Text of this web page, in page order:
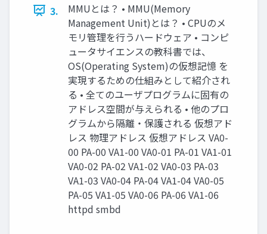
3.
MMUとは？ • MMU(Memory
Management Unit)とは？ • CPUのメ
モリ管理を行うハードウェア • コンピ
ュータサイエンスの教科書では、
OS(Operating System)の仮想記憶 を
実現するための仕組みとして紹介され
る • 全てのユーザプログラムに固有の
アドレス空間が与えられる • 他のプロ
グラムから隔離・保護される 仮想アド
レス 物理アドレス 仮想アドレス VA0-
00 PA-00 VA1-00 VA0-01 PA-01 VA1-01
VA0-02 PA-02 VA1-02 VA0-03 PA-03
VA1-03 VA0-04 PA-04 VA1-04 VA0-05
PA-05 VA1-05 VA0-06 PA-06 VA1-06
httpd smbd